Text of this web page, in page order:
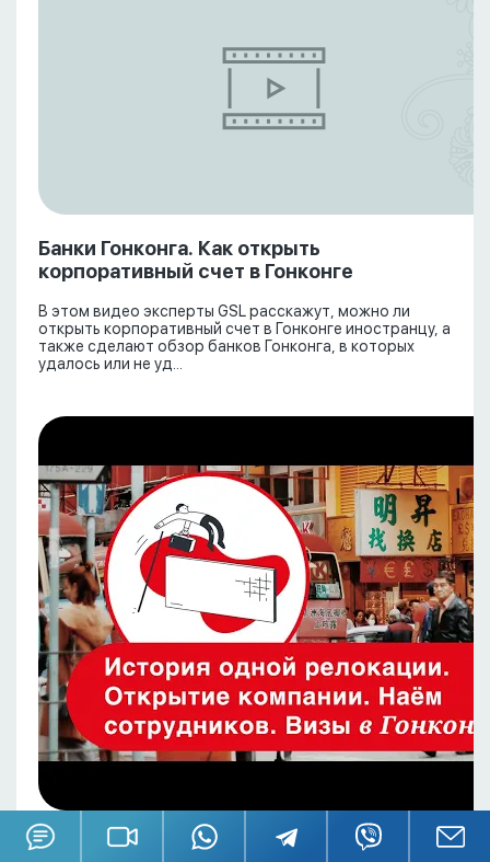
Банки Гонконга. Как открыть
корпоративный счет в Гонконге
В этом видео эксперты GSL расскажут, можно ли
открыть корпоративный счет в Гонконге иностранцу, а
также сделают обзор банков Гонконга, в которых
удалось или не уд...
Гонконг. История одной релокации.